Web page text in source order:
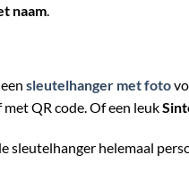
naam.
sleutelhanger met foto
QR code. Of een leuk
sleutelhanger helemaal